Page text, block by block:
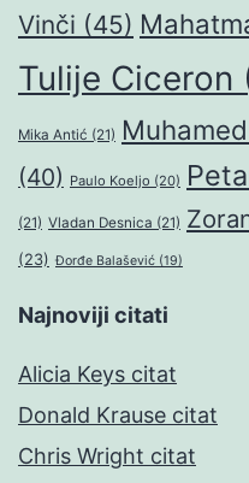
Vinči (45)
Tulije Ciceron
Mika Antić (21) Muhamed
(40) Paulo Koeljo (20)
(21) Vladan Desnica (21)
(23) Đorđe Balašević (19)
Najnoviji citati
Alicia Keys citat
Donald Krause citat
Chris Wright citat